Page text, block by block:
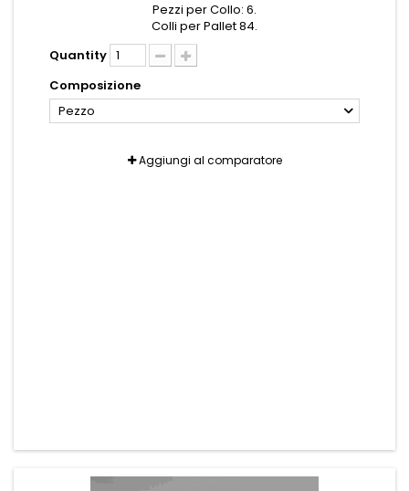
Pezzi per Collo: 6.
Colli per Pallet 84.
Quantity
Composizione
Pezzo
Aggiungi al comparatore